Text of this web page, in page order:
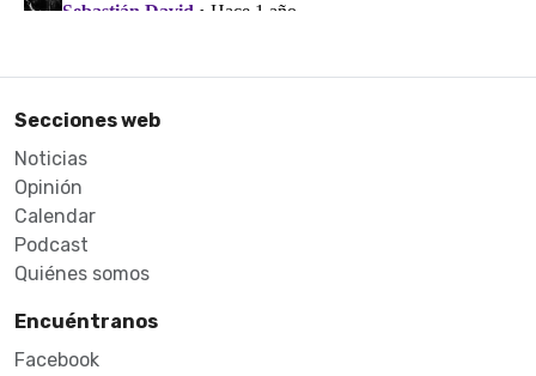
Secciones web
Noticias
Opinión
Calendar
Podcast
Quiénes somos
Encuéntranos
Facebook